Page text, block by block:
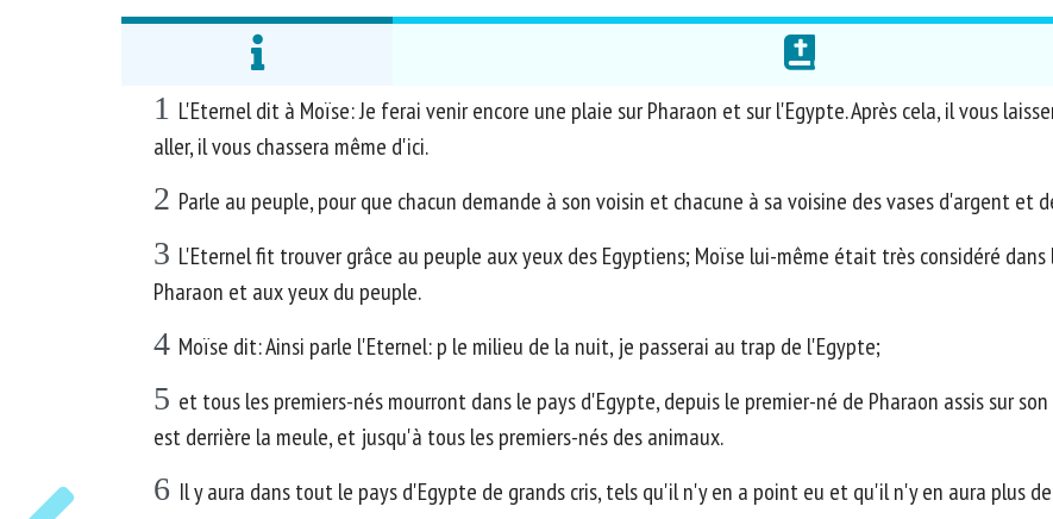
1 L'Eternel dit à Moïse: Je ferai venir encore une plaie sur Pharaon et sur l'Egypte. Après cela, il vous
aller, il vous chassera même d'ici.
2 Parle au peuple, pour que chacun demande à son voisin et chacune à sa voisine des vases d'argent et
3 L'Eternel fit trouver grâce au peuple aux yeux des Egyptiens; Moïse lui-même était très considéré
Pharaon et aux yeux du peuple.
4 Moïse dit: Ainsi parle l'Eternel: p le milieu de la nuit, je passerai au trap de l'Egypte;
5 et tous les premiers-nés mourront dans le pays d'Egypte, depuis le premier-né de Pharaon assis sur
est derrière la meule, et jusqu'à tous les premiers-nés des animaux.
6 Il y aura dans tout le pays d'Egypte de grands cris, tels qu'il n'y en a point eu et qu'il n'y en aura plus